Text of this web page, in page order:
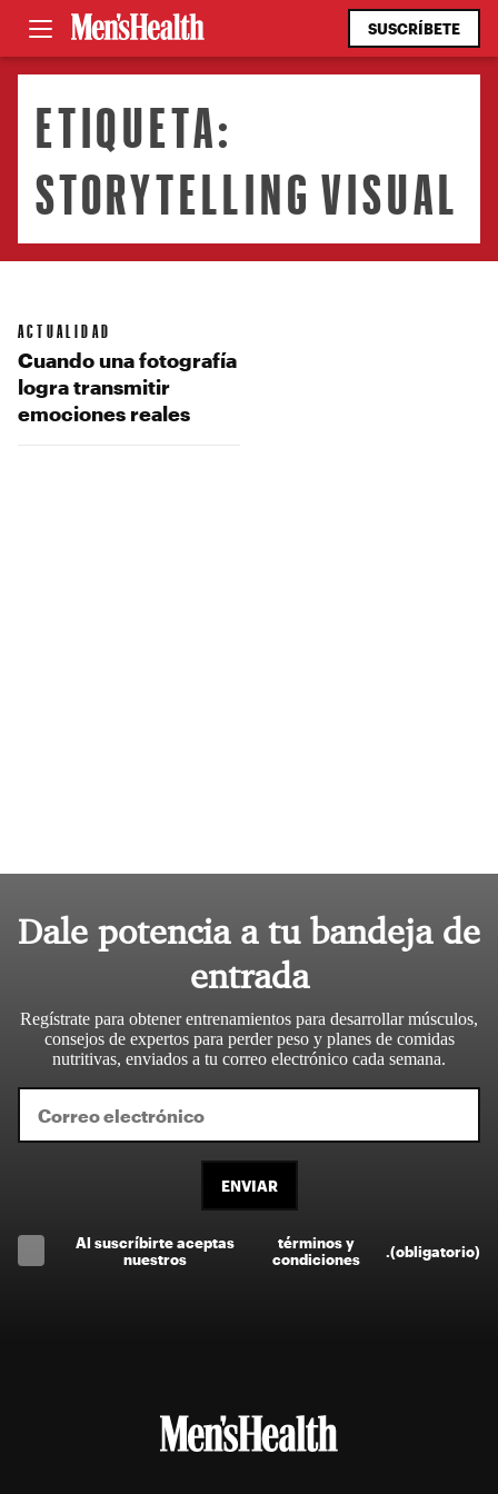
SUSCRÍBETE
ETIQUETA:
STORYTELLING VISUAL
ACTUALIDAD
Cuando una fotografía
logra transmitir
emociones reales
Dale potencia a tu bandeja de
entrada
Regístrate para obtener entrenamientos para desarrollar músculos,
consejos de expertos para perder peso y planes de comidas
nutritivas, enviados a tu correo electrónico cada semana.
ENVIAR
Al suscríbirte aceptas
nuestros
términos y
condiciones
(obligatorio)